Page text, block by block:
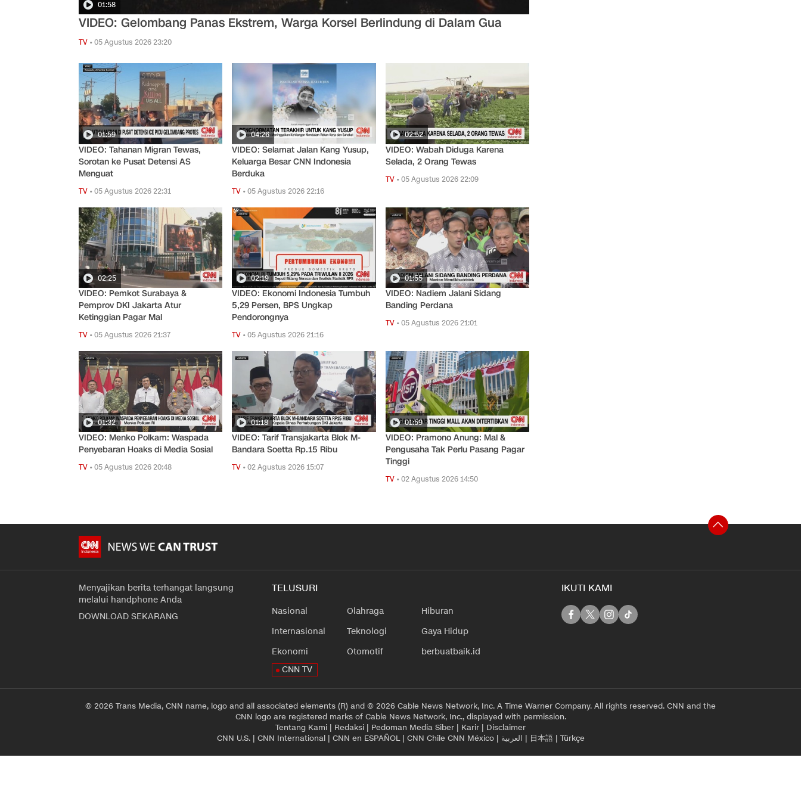
01:58
VIDEO: Gelombang Panas Ekstrem, Warga Korsel Berlindung di Dalam Gua
TV •05 Agustus 2026 23:20
01:59
VIDEO: Tahanan Migran Tewas,
Sorotan ke Pusat Detensi AS
Menguat
TV •05 Agustus 2026 22:31
04:26
VIDEO: Selamat Jalan Kang Yusup,
Keluarga Besar CNN Indonesia
Berduka
TV •05 Agustus 2026 22:16
02:52
VIDEO: Wabah Diduga Karena
Selada, 2 Orang Tewas
TV•05 Agustus 2026 22:09
02:25
VIDEO: Pemkot Surabaya &
Pemprov DKI Jakarta Atur
Ketinggian Pagar Mal
TV •05 Agustus 2026 21:37
02:19
VIDEO: Ekonomi Indonesia Tumbuh
5,29 Persen, BPS Ungkap
Pendorongnya
TV •05 Agustus 2026 21:16
01:55
VIDEO: Nadiem Jalani Sidang
Banding Perdana
TV•05 Agustus 2026 21:01
01:32
VIDEO: Menko Polkam: Waspada
Penyebaran Hoaks di Media Sosial
TV •05 Agustus 2026 20:48
01:18
VIDEO: Tarif Transjakarta Blok M-
Bandara Soetta Rp.15 Ribu
TV •02 Agustus 2026 15:07
01:59
VIDEO: Pramono Anung: Mal &
Pengusaha Tak Perlu Pasang Pagar
Tinggi
TV•02 Agustus 2026 14:50
Menyajikan berita terhangat langsung
melalui handphone Anda
DOWNLOAD SEKARANG
TELUSURI
Nasional
Internasional
Ekonomi
Olahraga
Teknologi
Otomotif
Hiburan
Gaya Hidup
berbuatbaik.id
CNN TV
IKUTI KAMI
© 2026 Trans Media, CNN name, logo and all associated elements (R) and © 2026 Cable News Network, Inc. A Time Warner Company. All rights reserved. CNN and the
CNN logo are registered marks of Cable News Network, Inc., displayed with permission.
Tentang Kami | Redaksi | Pedoman Media Siber | Karir | Disclaimer
CNN U.S.| CNN International| CNN en ESPAÑOL| CNN Chile CNN México| العربية | 日本語| Türkçe